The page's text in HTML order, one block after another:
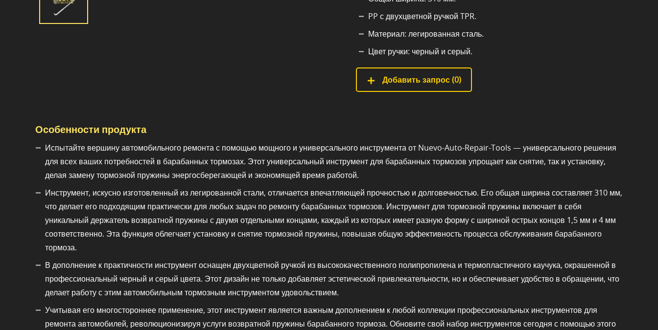
PP с двухцветной ручкой TPR.
Материал: легированная сталь.
Цвет ручки: черный и серый.
Добавить запрос (0)
Особенности продукта
Испытайте вершину автомобильного ремонта с помощью мощного и универсального инструмента от Nuevo-Auto-Repair-Tools — универсального решения
для всех ваших потребностей в барабанных тормозах. Этот универсальный инструмент для барабанных тормозов упрощает как снятие, так и установку,
делая замену тормозной пружины энергосберегающей и экономящей время работой.
Инструмент, искусно изготовленный из легированной стали, отличается впечатляющей прочностью и долговечностью. Его общая ширина составляет 310 мм,
что делает его подходящим практически для любых задач по ремонту барабанных тормозов. Инструмент для тормозной пружины включает в себя
уникальный держатель возвратной пружины с двумя отдельными концами, каждый из которых имеет разную форму с шириной острых концов 1,5 мм и 4 мм
соответственно. Эта функция облегчает установку и снятие тормозной пружины, повышая общую эффективность процесса обслуживания барабанного
тормоза.
В дополнение к практичности инструмент оснащен двухцветной ручкой из высококачественного полипропилена и термопластичного каучука, окрашенной в
профессиональный черный и серый цвета. Этот дизайн не только добавляет эстетической привлекательности, но и обеспечивает удобство в обращении, что
делает работу с этим автомобильным тормозным инструментом удовольствием.
Учитывая его многостороннее применение, этот инструмент является важным дополнением к любой коллекции профессиональных инструментов для
ремонта автомобилей, революционизируя услуги возвратной пружины барабанного тормоза. Обновите свой набор инструментов сегодня с помощью этого